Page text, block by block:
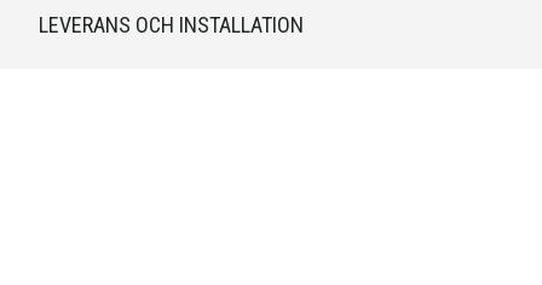
LEVERANS OCH INSTALLATION